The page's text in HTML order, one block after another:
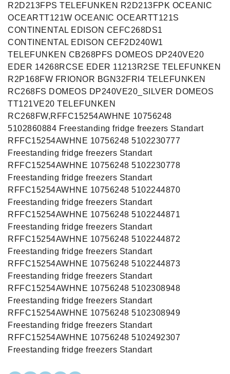
R2D213FPS TELEFUNKEN R2D213FPK OCEANIC
OCEARTT121W OCEANIC OCEARTT121S
CONTINENTAL EDISON CEFC268DS1
CONTINENTAL EDISON CEF2D240W1
TELEFUNKEN CB268PFS DOMEOS DP240VE20
EDER 14268RCSE EDER 11213R2SE TELEFUNKEN
R2P168FW FRIONOR BGN32FRI4 TELEFUNKEN
RC268FS DOMEOS DP240VE20_SILVER DOMEOS
TT121VE20 TELEFUNKEN
RC268FW,RFFC15254AWHNE 10756248
5102860884 Freestanding fridge freezers Standart
RFFC15254AWHNE 10756248 5102230777
Freestanding fridge freezers Standart
RFFC15254AWHNE 10756248 5102230778
Freestanding fridge freezers Standart
RFFC15254AWHNE 10756248 5102244870
Freestanding fridge freezers Standart
RFFC15254AWHNE 10756248 5102244871
Freestanding fridge freezers Standart
RFFC15254AWHNE 10756248 5102244872
Freestanding fridge freezers Standart
RFFC15254AWHNE 10756248 5102244873
Freestanding fridge freezers Standart
RFFC15254AWHNE 10756248 5102308948
Freestanding fridge freezers Standart
RFFC15254AWHNE 10756248 5102308949
Freestanding fridge freezers Standart
RFFC15254AWHNE 10756248 5102492307
Freestanding fridge freezers Standart